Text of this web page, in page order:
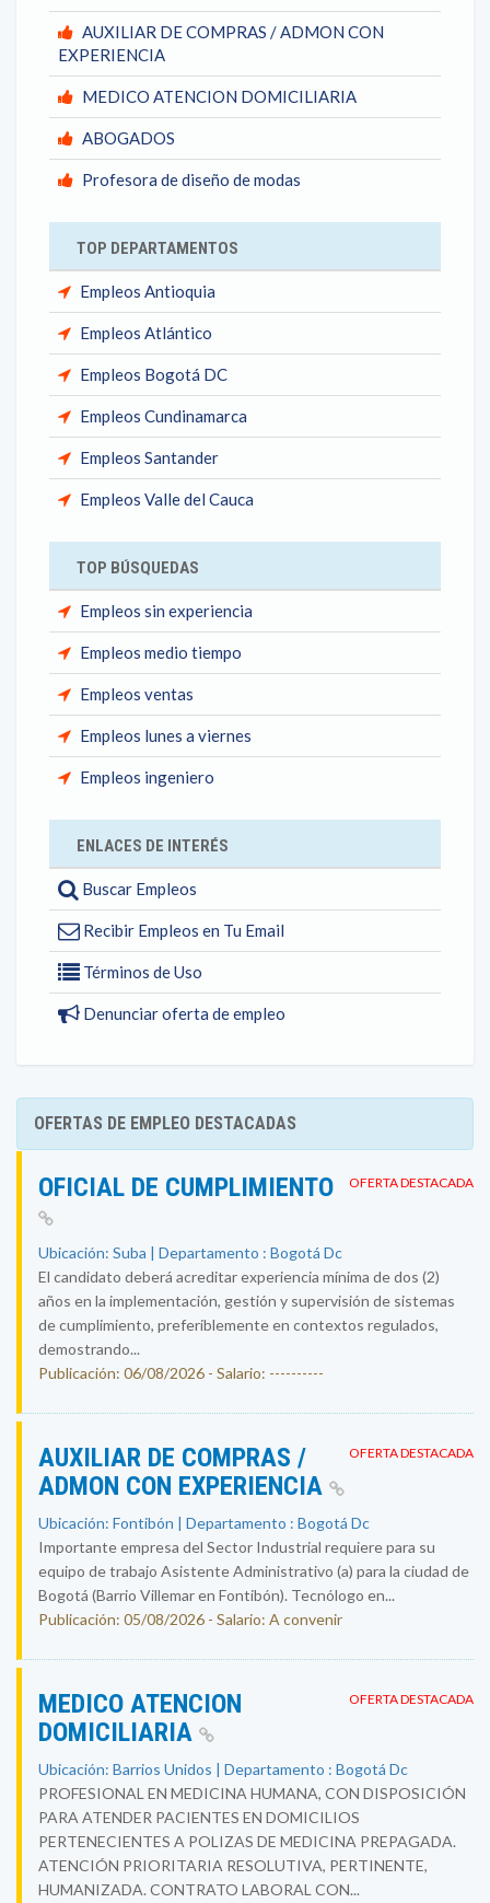
AUXILIAR DE COMPRAS / ADMON CON
EXPERIENCIA
MEDICO ATENCION DOMICILIARIA
ABOGADOS
Profesora de diseño de modas
TOP DEPARTAMENTOS
Empleos Antioquia
Empleos Atlántico
Empleos Bogotá DC
Empleos Cundinamarca
Empleos Santander
Empleos Valle del Cauca
TOP BÚSQUEDAS
Empleos sin experiencia
Empleos medio tiempo
Empleos ventas
Empleos lunes a viernes
Empleos ingeniero
ENLACES DE INTERÉS
Buscar Empleos
Recibir Empleos en Tu Email
Términos de Uso
Denunciar oferta de empleo
OFERTAS DE EMPLEO DESTACADAS
OFERTA DESTACADA
OFICIAL DE CUMPLIMIENTO
Ubicación: Suba | Departamento : Bogotá Dc
El candidato deberá acreditar experiencia mínima de dos (2)
años en la implementación, gestión y supervisión de sistemas
de cumplimiento, preferiblemente en contextos regulados,
demostrando...
Publicación: 06/08/2026 - Salario: ----------
OFERTA DESTACADA
AUXILIAR DE COMPRAS /
ADMON CON EXPERIENCIA
Ubicación: Fontibón | Departamento : Bogotá Dc
Importante empresa del Sector Industrial requiere para su
equipo de trabajo Asistente Administrativo (a) para la ciudad de
Bogotá (Barrio Villemar en Fontibón). Tecnólogo en...
Publicación: 05/08/2026 - Salario: A convenir
OFERTA DESTACADA
MEDICO ATENCION
DOMICILIARIA
Ubicación: Barrios Unidos | Departamento : Bogotá Dc
PROFESIONAL EN MEDICINA HUMANA, CON DISPOSICIÓN
PARA ATENDER PACIENTES EN DOMICILIOS
PERTENECIENTES A POLIZAS DE MEDICINA PREPAGADA.
ATENCIÓN PRIORITARIA RESOLUTIVA, PERTINENTE,
HUMANIZADA. CONTRATO LABORAL CON...